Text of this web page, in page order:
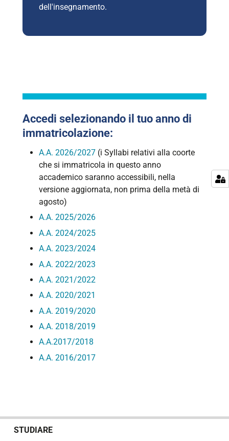
dell'insegnamento.
Accedi selezionando il tuo anno di
immatricolazione:
A.A. 2026/2027 (i Syllabi relativi alla coorte
che si immatricola in questo anno
accademico saranno accessibili, nella
versione aggiornata, non prima della metà di
agosto)
A.A. 2025/2026
A.A. 2024/2025
A.A. 2023/2024
A.A. 2022/2023
A.A. 2021/2022
A.A. 2020/2021
A.A. 2019/2020
A.A. 2018/2019
A.A.2017/2018
A.A. 2016/2017
STUDIARE